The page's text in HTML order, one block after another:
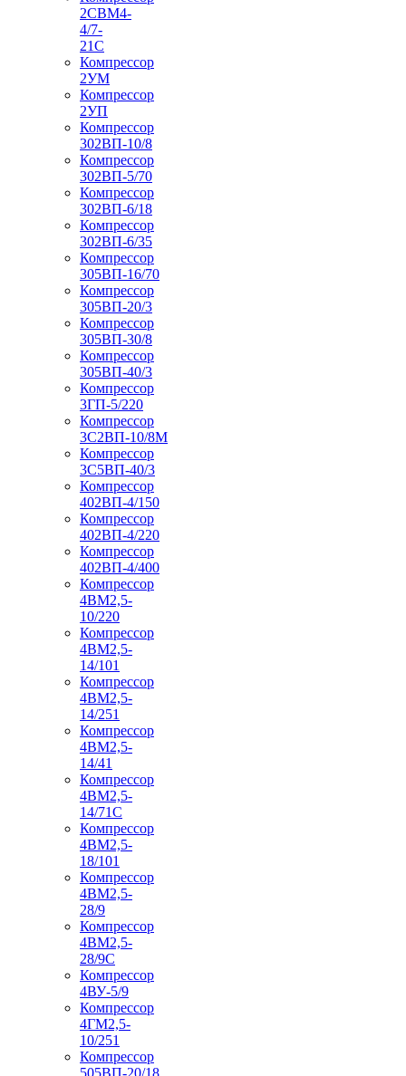
2СВМ4-
4/7-
21С
Компрессор
2УМ
Компрессор
2УП
Компрессор
302ВП-10/8
Компрессор
302ВП-5/70
Компрессор
302ВП-6/18
Компрессор
302ВП-6/35
Компрессор
305ВП-16/70
Компрессор
305ВП-20/3
Компрессор
305ВП-30/8
Компрессор
305ВП-40/3
Компрессор
3ГП-5/220
Компрессор
3С2ВП-10/8М
Компрессор
3С5ВП-40/3
Компрессор
402ВП-4/150
Компрессор
402ВП-4/220
Компрессор
402ВП-4/400
Компрессор
4ВМ2,5-
10/220
Компрессор
4ВМ2,5-
14/101
Компрессор
4ВМ2,5-
14/251
Компрессор
4ВМ2,5-
14/41
Компрессор
4ВМ2,5-
14/71C
Компрессор
4ВМ2,5-
18/101
Компрессор
4ВМ2,5-
28/9
Компрессор
4ВМ2,5-
28/9С
Компрессор
4ВУ-5/9
Компрессор
4ГМ2,5-
10/251
Компрессор